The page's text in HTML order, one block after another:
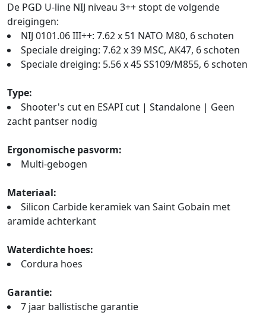
De PGD U-line NIJ niveau 3++ stopt de volgende
dreigingen:
NIJ 0101.06 III++: 7.62 x 51 NATO M80, 6 schoten
Speciale dreiging: 7.62 x 39 MSC, AK47, 6 schoten
Speciale dreiging: 5.56 x 45 SS109/M855, 6 schoten
Type:
Shooter's cut en ESAPI cut | Standalone | Geen
zacht pantser nodig
Ergonomische pasvorm:
Multi-gebogen
Materiaal:
Silicon Carbide keramiek van Saint Gobain met
aramide achterkant
Waterdichte hoes:
Cordura hoes
Garantie:
7 jaar ballistische garantie